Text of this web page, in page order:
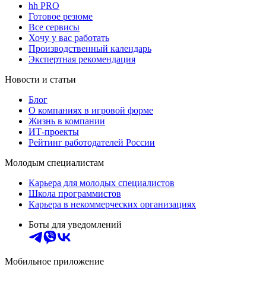
hh PRO
Готовое резюме
Все сервисы
Хочу у вас работать
Производственный календарь
Экспертная рекомендация
Новости и статьи
Блог
О компаниях в игровой форме
Жизнь в компании
ИТ-проекты
Рейтинг работодателей России
Молодым специалистам
Карьера для молодых специалистов
Школа программистов
Карьера в некоммерческих организациях
Боты для уведомлений
Мобильное приложение